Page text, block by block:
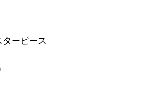
ーピース